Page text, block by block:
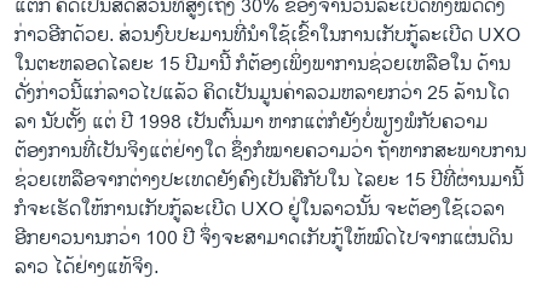
ກ່າວອີກ​ດ້ວຍ. ສ່ວນ​ງົບປະມານ​ທີ່​ນໍາ​ໃຊ້​ເຂົ້າ​ໃນ​ການ​ເກັບ​ກູ້​ລະ​ເບີດ UXO ​
ໃນ​ຕະຫລອດ​ໄລຍະ 15 ປີ​ມາ​ນີ້ ກໍ​ຕ້ອງ​ເພິ່ງ​ພາ​ການ​ຊ່ວຍ​ເຫລືອໃນ ​ດ້ານ​
ດັ່ງກ່າວ​ນີ້​ແກ່​ລາວ​ໄປ​ແລ້ວ ​ຄິດ​ເປັນ​ມູນ​ຄ່າ​ລວມຫລາຍ​ກວ່າ 25 ລ້ານ​ໂດ​
ລາ ນັບ​ຕັ້ງ ​ແຕ່ ປີ 1998 ​ເປັນ​ຕົ້ນ​ມາ ຫາກ​ແຕ່​ກໍ​ຍັງ​ບໍ່​ພຽງພໍ​ກັບ​ຄວາມ​
ຕ້ອງການ​ທີ່​ເປັນ​ຈິງ​ແຕ່​ຢ່າງ​ໃດ ຊຶ່ງ​ກໍ​ໝາຍ​ຄວາມ​ວ່າ ຖ້າ​ຫາກ​ສະພາບ​ການ​
ຊ່ວຍ​ເຫລືອ​ຈາກ​ຕ່າງປະ​ເທດ​ຍັງ​ຄົງ​ເປັນ​ຄື​ກັບ​ໃນ​ ໄລຍະ 15​ ປີ​ທີ່​ຜ່ານມາ​ນີ້
ກໍ​ຈະ​ເຮັດ​ໃຫ້ການ​ເກັບກູ້​ລະ​ເບີດ UXO ຢູ່​ໃນ​ລາວ​ນັ້ນ ​ຈະ​ຕ້ອງ​ໃຊ້​ເວລາ​
ອີກ​ຍາວ​ນານ​ກວ່າ 100 ປີ ຈຶ່ງ​ຈະ​ສາມາດ​ເກັບ​ກູ້​ໃຫ້​ໝົດ​ໄປ​ຈາກແຜ່ນ​ດິນ​
ລາວ ​ໄດ້​ຢ່າງ​ແທ້​ຈິງ.